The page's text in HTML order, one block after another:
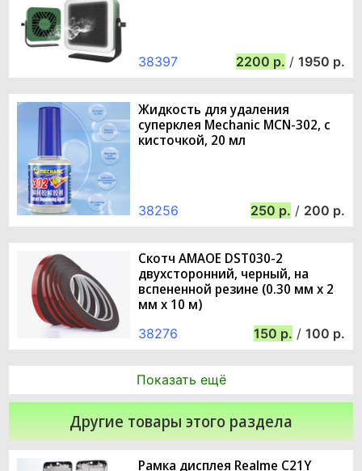
38397 2200 / 1950
Жидкость для удаления
суперклея Mechanic MCN-302, с
кисточкой, 20 мл
38256 250 / 200
Скотч AMAOE DST030-2
двухсторонний, черный, на
вспененной резине (0.30 мм х 2
мм х 10 м)
38276 150 / 100
Показать ещё
Другие товары этого раздела
Рамка дисплея Realme C21Y